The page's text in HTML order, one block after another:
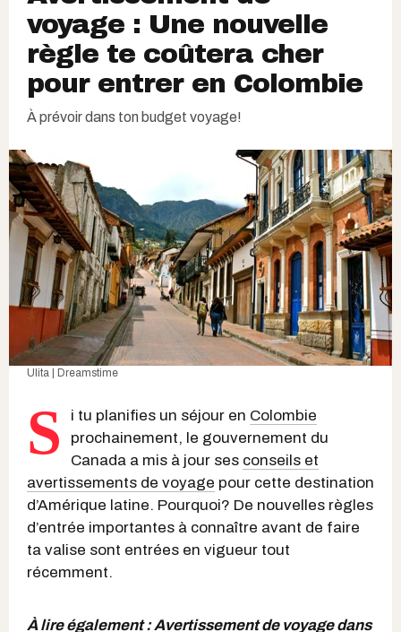
voyage : Une nouvelle
règle te coûtera cher
pour entrer en Colombie
À prévoir dans ton budget voyage!
Ulita | Dreamstime
S i tu planifies un séjour en Colombie
prochainement, le gouvernement du
Canada a mis à jour ses conseils et
avertissements de voyage pour cette destination
d’Amérique latine. Pourquoi? De nouvelles règles
d’entrée importantes à connaître avant de faire
ta valise sont entrées en vigueur tout
récemment.
À lire également :Avertissement de voyage dans